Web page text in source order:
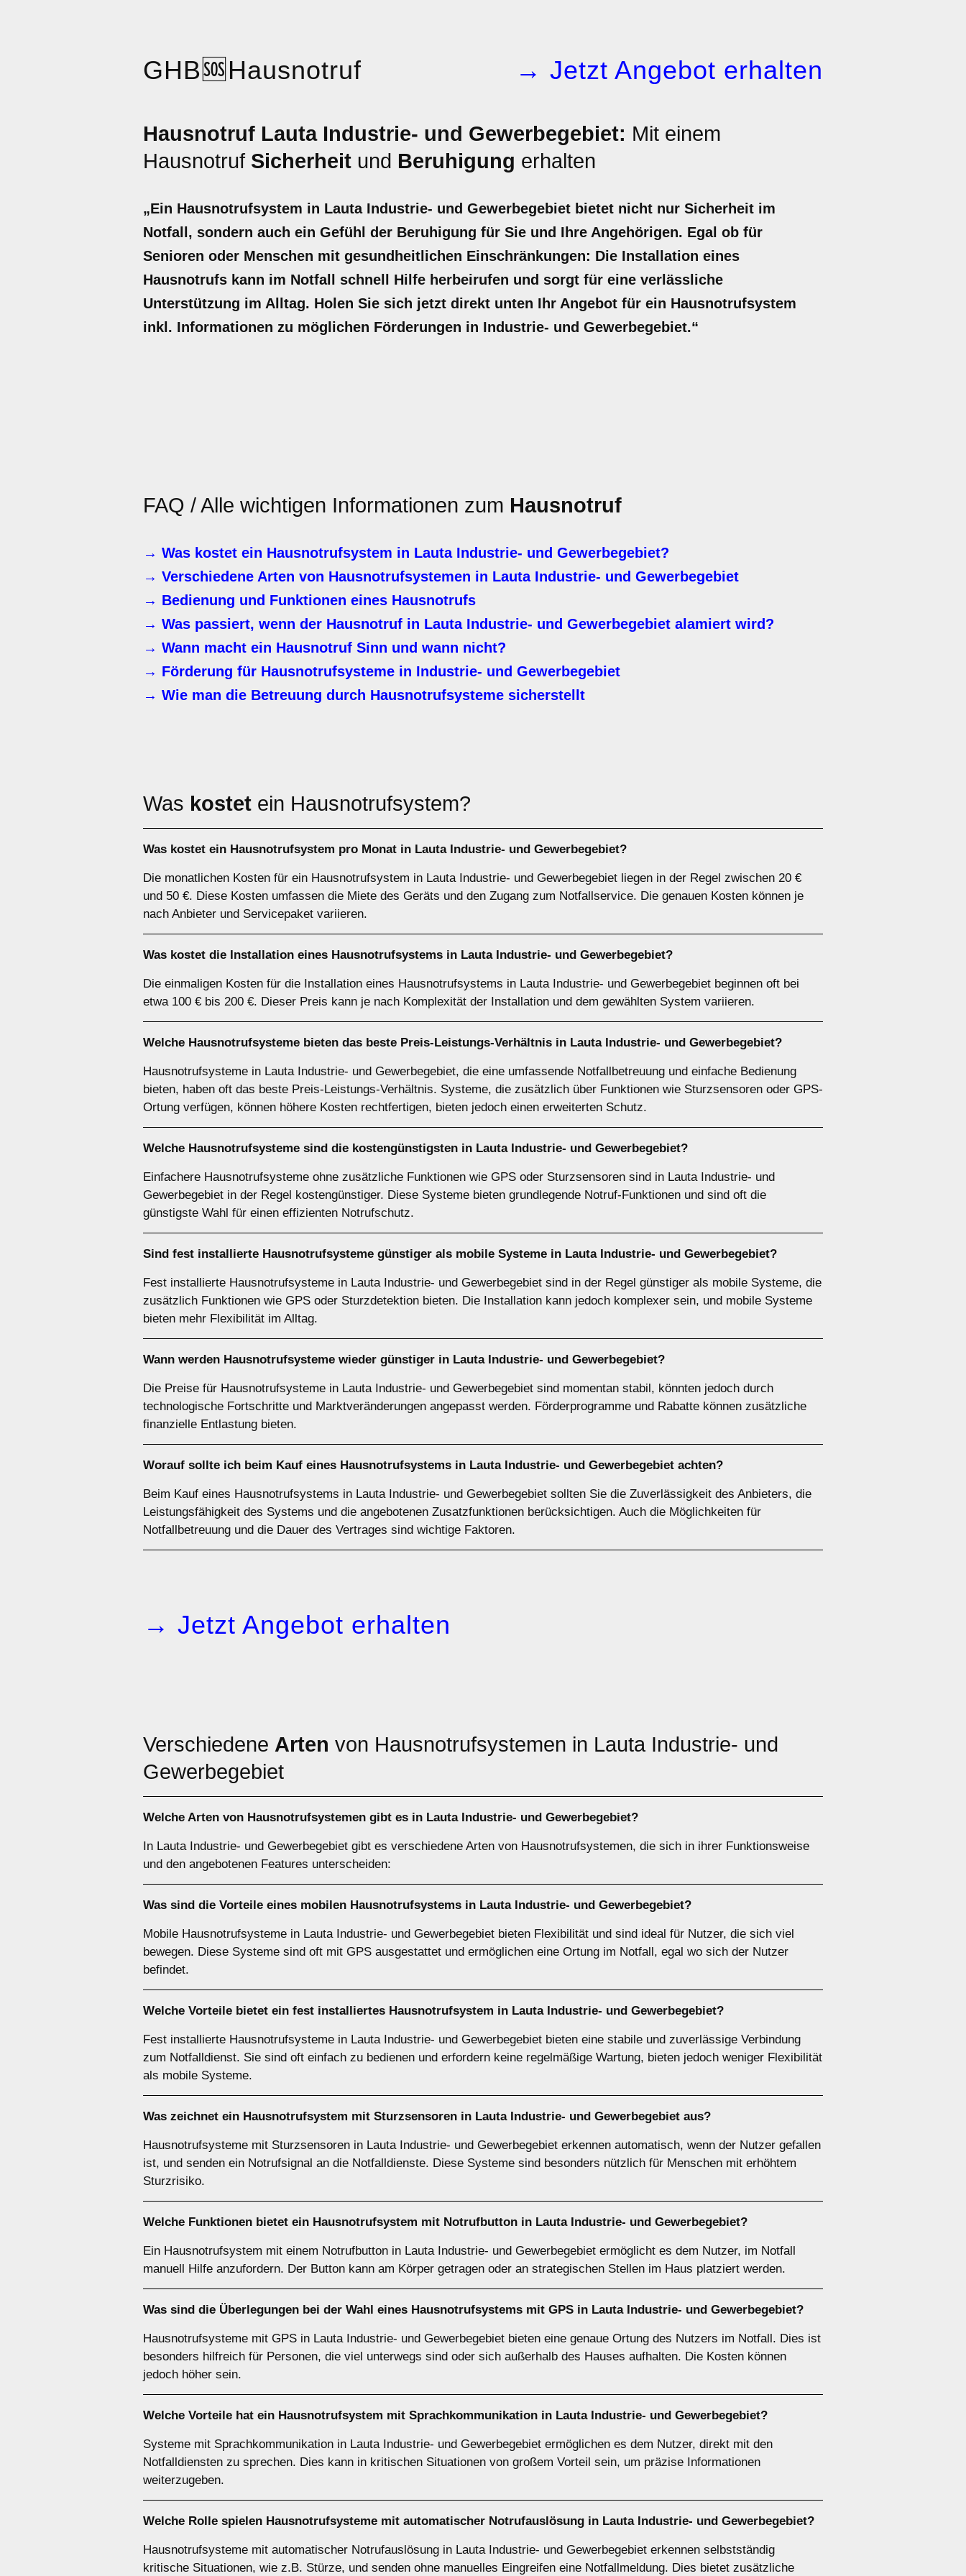
GHB🆘Hausnotruf → Jetzt Angebot erhalten
Hausnotruf Lauta Industrie- und Gewerbegebiet: Mit einem
Hausnotruf Sicherheit und Beruhigung erhalten
„Ein Hausnotrufsystem in Lauta Industrie- und Gewerbegebiet bietet nicht nur Sicherheit im
Notfall, sondern auch ein Gefühl der Beruhigung für Sie und Ihre Angehörigen. Egal ob für
Senioren oder Menschen mit gesundheitlichen Einschränkungen: Die Installation eines
Hausnotrufs kann im Notfall schnell Hilfe herbeirufen und sorgt für eine verlässliche
Unterstützung im Alltag. Holen Sie sich jetzt direkt unten Ihr Angebot für ein Hausnotrufsystem
inkl. Informationen zu möglichen Förderungen in Industrie- und Gewerbegebiet.“
FAQ / Alle wichtigen Informationen zum Hausnotruf
→ Was kostet ein Hausnotrufsystem in Lauta Industrie- und Gewerbegebiet?
→ Verschiedene Arten von Hausnotrufsystemen in Lauta Industrie- und Gewerbegebiet
→ Bedienung und Funktionen eines Hausnotrufs
→ Was passiert, wenn der Hausnotruf in Lauta Industrie- und Gewerbegebiet alamiert wird?
→ Wann macht ein Hausnotruf Sinn und wann nicht?
→ Förderung für Hausnotrufsysteme in Industrie- und Gewerbegebiet
→ Wie man die Betreuung durch Hausnotrufsysteme sicherstellt
Was kostet ein Hausnotrufsystem?
Was kostet ein Hausnotrufsystem pro Monat in Lauta Industrie- und Gewerbegebiet?
Die monatlichen Kosten für ein Hausnotrufsystem in Lauta Industrie- und Gewerbegebiet liegen in der Regel zwischen 20 €
und 50 €. Diese Kosten umfassen die Miete des Geräts und den Zugang zum Notfallservice. Die genauen Kosten können je
nach Anbieter und Servicepaket variieren.
Was kostet die Installation eines Hausnotrufsystems in Lauta Industrie- und Gewerbegebiet?
Die einmaligen Kosten für die Installation eines Hausnotrufsystems in Lauta Industrie- und Gewerbegebiet beginnen oft bei
etwa 100 € bis 200 €. Dieser Preis kann je nach Komplexität der Installation und dem gewählten System variieren.
Welche Hausnotrufsysteme bieten das beste Preis-Leistungs-Verhältnis in Lauta Industrie- und Gewerbegebiet?
Hausnotrufsysteme in Lauta Industrie- und Gewerbegebiet, die eine umfassende Notfallbetreuung und einfache Bedienung
bieten, haben oft das beste Preis-Leistungs-Verhältnis. Systeme, die zusätzlich über Funktionen wie Sturzsensoren oder GPS-
Ortung verfügen, können höhere Kosten rechtfertigen, bieten jedoch einen erweiterten Schutz.
Welche Hausnotrufsysteme sind die kostengünstigsten in Lauta Industrie- und Gewerbegebiet?
Einfachere Hausnotrufsysteme ohne zusätzliche Funktionen wie GPS oder Sturzsensoren sind in Lauta Industrie- und
Gewerbegebiet in der Regel kostengünstiger. Diese Systeme bieten grundlegende Notruf-Funktionen und sind oft die
günstigste Wahl für einen effizienten Notrufschutz.
Sind fest installierte Hausnotrufsysteme günstiger als mobile Systeme in Lauta Industrie- und Gewerbegebiet?
Fest installierte Hausnotrufsysteme in Lauta Industrie- und Gewerbegebiet sind in der Regel günstiger als mobile Systeme, die
zusätzlich Funktionen wie GPS oder Sturzdetektion bieten. Die Installation kann jedoch komplexer sein, und mobile Systeme
bieten mehr Flexibilität im Alltag.
Wann werden Hausnotrufsysteme wieder günstiger in Lauta Industrie- und Gewerbegebiet?
Die Preise für Hausnotrufsysteme in Lauta Industrie- und Gewerbegebiet sind momentan stabil, könnten jedoch durch
technologische Fortschritte und Marktveränderungen angepasst werden. Förderprogramme und Rabatte können zusätzliche
finanzielle Entlastung bieten.
Worauf sollte ich beim Kauf eines Hausnotrufsystems in Lauta Industrie- und Gewerbegebiet achten?
Beim Kauf eines Hausnotrufsystems in Lauta Industrie- und Gewerbegebiet sollten Sie die Zuverlässigkeit des Anbieters, die
Leistungsfähigkeit des Systems und die angebotenen Zusatzfunktionen berücksichtigen. Auch die Möglichkeiten für
Notfallbetreuung und die Dauer des Vertrages sind wichtige Faktoren.
→ Jetzt Angebot erhalten
Verschiedene Arten von Hausnotrufsystemen in Lauta Industrie- und
Gewerbegebiet
Welche Arten von Hausnotrufsystemen gibt es in Lauta Industrie- und Gewerbegebiet?
In Lauta Industrie- und Gewerbegebiet gibt es verschiedene Arten von Hausnotrufsystemen, die sich in ihrer Funktionsweise
und den angebotenen Features unterscheiden:
Was sind die Vorteile eines mobilen Hausnotrufsystems in Lauta Industrie- und Gewerbegebiet?
Mobile Hausnotrufsysteme in Lauta Industrie- und Gewerbegebiet bieten Flexibilität und sind ideal für Nutzer, die sich viel
bewegen. Diese Systeme sind oft mit GPS ausgestattet und ermöglichen eine Ortung im Notfall, egal wo sich der Nutzer
befindet.
Welche Vorteile bietet ein fest installiertes Hausnotrufsystem in Lauta Industrie- und Gewerbegebiet?
Fest installierte Hausnotrufsysteme in Lauta Industrie- und Gewerbegebiet bieten eine stabile und zuverlässige Verbindung
zum Notfalldienst. Sie sind oft einfach zu bedienen und erfordern keine regelmäßige Wartung, bieten jedoch weniger Flexibilität
als mobile Systeme.
Was zeichnet ein Hausnotrufsystem mit Sturzsensoren in Lauta Industrie- und Gewerbegebiet aus?
Hausnotrufsysteme mit Sturzsensoren in Lauta Industrie- und Gewerbegebiet erkennen automatisch, wenn der Nutzer gefallen
ist, und senden ein Notrufsignal an die Notfalldienste. Diese Systeme sind besonders nützlich für Menschen mit erhöhtem
Sturzrisiko.
Welche Funktionen bietet ein Hausnotrufsystem mit Notrufbutton in Lauta Industrie- und Gewerbegebiet?
Ein Hausnotrufsystem mit einem Notrufbutton in Lauta Industrie- und Gewerbegebiet ermöglicht es dem Nutzer, im Notfall
manuell Hilfe anzufordern. Der Button kann am Körper getragen oder an strategischen Stellen im Haus platziert werden.
Was sind die Überlegungen bei der Wahl eines Hausnotrufsystems mit GPS in Lauta Industrie- und Gewerbegebiet?
Hausnotrufsysteme mit GPS in Lauta Industrie- und Gewerbegebiet bieten eine genaue Ortung des Nutzers im Notfall. Dies ist
besonders hilfreich für Personen, die viel unterwegs sind oder sich außerhalb des Hauses aufhalten. Die Kosten können
jedoch höher sein.
Welche Vorteile hat ein Hausnotrufsystem mit Sprachkommunikation in Lauta Industrie- und Gewerbegebiet?
Systeme mit Sprachkommunikation in Lauta Industrie- und Gewerbegebiet ermöglichen es dem Nutzer, direkt mit den
Notfalldiensten zu sprechen. Dies kann in kritischen Situationen von großem Vorteil sein, um präzise Informationen
weiterzugeben.
Welche Rolle spielen Hausnotrufsysteme mit automatischer Notrufauslösung in Lauta Industrie- und Gewerbegebiet?
Hausnotrufsysteme mit automatischer Notrufauslösung in Lauta Industrie- und Gewerbegebiet erkennen selbstständig
kritische Situationen, wie z.B. Stürze, und senden ohne manuelles Eingreifen eine Notfallmeldung. Dies bietet zusätzliche